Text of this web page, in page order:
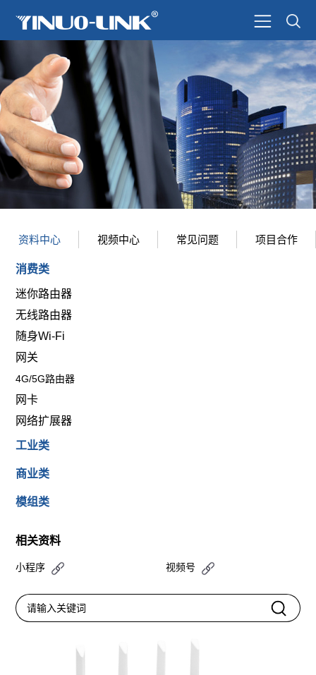
资料中心 视频中心 常见问题 项目合作
消费类
迷你路由器
无线路由器
随身Wi-Fi
网关
4G/5G路由器
网卡
网络扩展器
工业类
商业类
模组类
相关资料
小程序 视频号